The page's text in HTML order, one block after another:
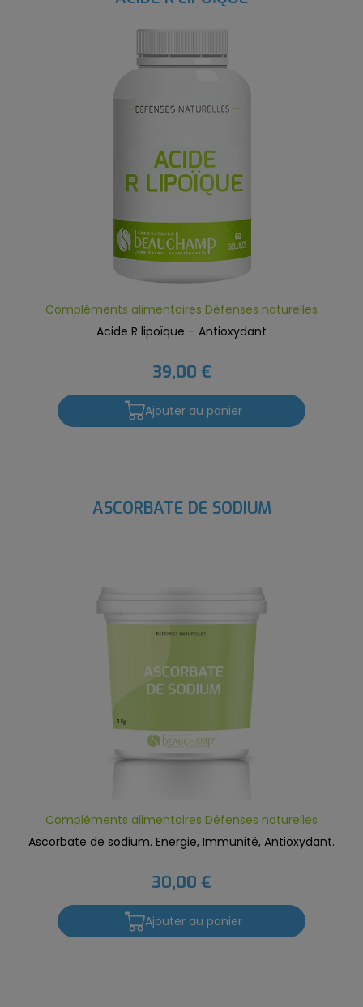
Compléments alimentaires Défenses naturelles
Acide R lipoïque – Antioxydant
39,00 €
Ajouter au panier
ASCORBATE DE SODIUM
Compléments alimentaires Défenses naturelles
Ascorbate de sodium. Energie, Immunité, Antioxydant.
30,00 €
Ajouter au panier